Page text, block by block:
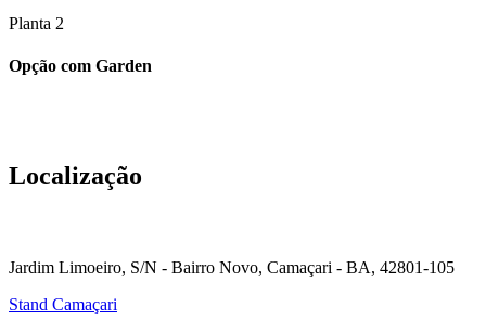
Planta 2
Opção com Garden
Localização
Jardim Limoeiro, S/N - Bairro Novo, Camaçari - BA, 42801-105
Stand Camaçari